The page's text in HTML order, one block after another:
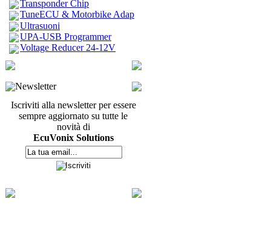
Transponder Chip
TuneECU & Motorbike Adap
Ultrasuoni
UPA-USB Programmer
Voltage Reducer 24-12V
Newsletter
Iscriviti alla newsletter per essere
sempre aggiornato su tutte le
novità di
EcuVonix Solutions